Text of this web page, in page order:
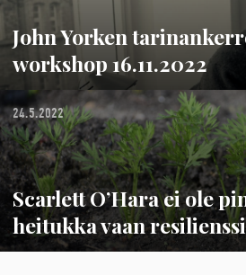
John Yorken
workshop 16.11.2022
24.5.2022
Scarlett O’Hara ei ole
heitukka vaan